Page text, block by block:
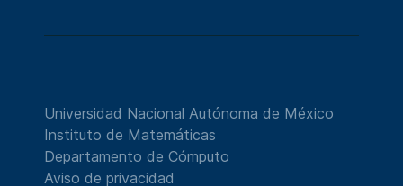
Universidad Nacional Autónoma de México
Instituto de Matemáticas
Departamento de Cómputo
Aviso de privacidad